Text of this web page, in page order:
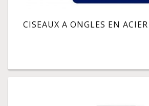
CISEAUX A ONGLES EN